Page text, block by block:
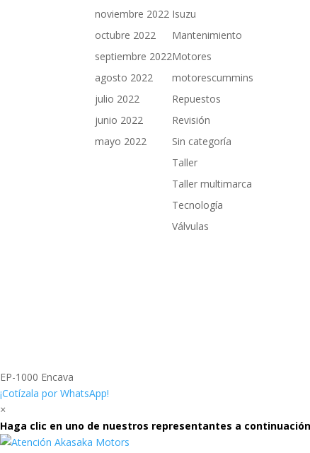
noviembre 2022
octubre 2022
septiembre 2022
agosto 2022
julio 2022
junio 2022
mayo 2022
Isuzu
Mantenimiento
Motores
motorescummins
Repuestos
Revisión
Sin categoría
Taller
Taller multimarca
Tecnología
Válvulas
EP-1000 Encava
¡Cotízala por WhatsApp!
×
Haga clic en uno de nuestros representantes a